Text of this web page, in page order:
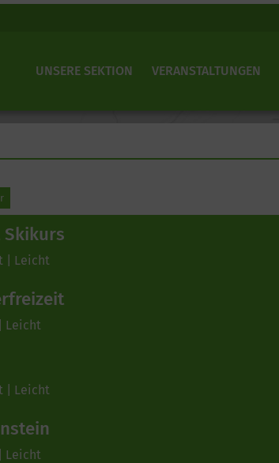
UNSERE SEKTION VERANSTALTUNGEN
| Leicht
Leicht
| Leicht
Leicht